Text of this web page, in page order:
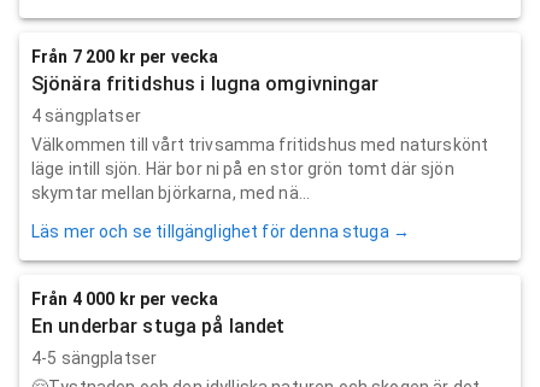
Från 7 200 kr per vecka
Sjönära fritidshus i lugna omgivningar
4 sängplatser
Välkommen till vårt trivsamma fritidshus med naturskönt
läge intill sjön. Här bor ni på en stor grön tomt där sjön
skymtar mellan björkarna, med nä...
Läs mer och se tillgänglighet för denna stuga →
Från 4 000 kr per vecka
En underbar stuga på landet
4-5 sängplatser